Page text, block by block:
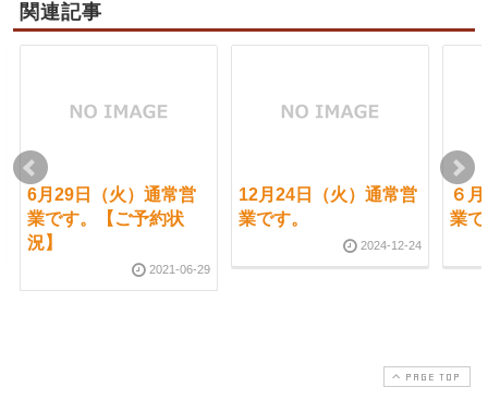
関連記事
6月29日（火）通常営
業です。【ご予約状
況】
2021-06-29
12月24日（火）通常営
業です。
2024-12-24
６
業
PAGE TOP